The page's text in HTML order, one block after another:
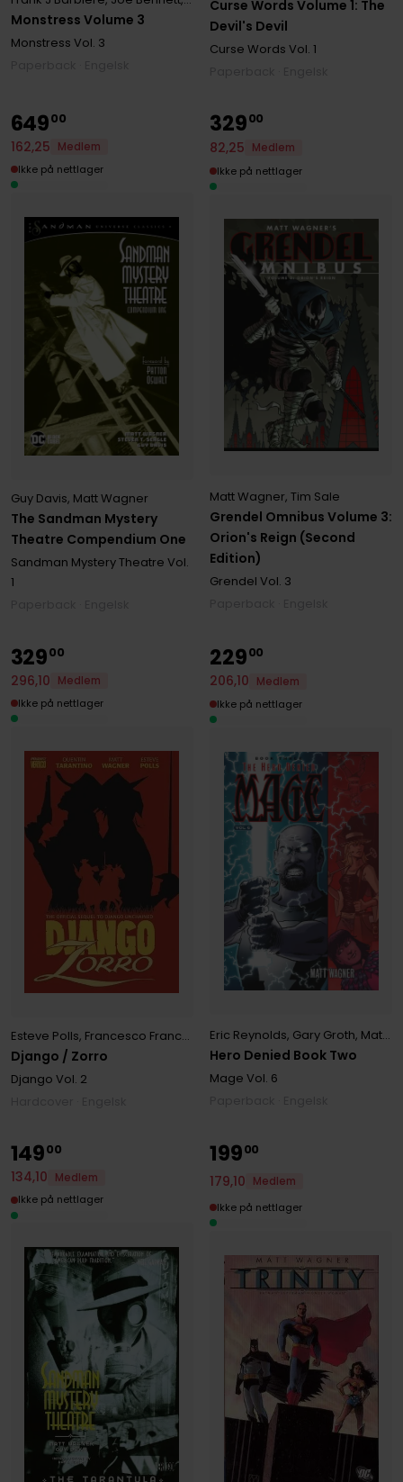
Monstress Volume 3
Monstress Vol. 3
Curse Words Volume 1: The
Devil's Devil
Curse Words Vol. 1
The Sandman Mystery
Theatre Compendium One
Guy Davis, Matt Wagner
Sandman Mystery Theatre Vol.
1
64900
162,25
Medlem
Ikke på nettlager
Grendel Omnibus Volume 3:
Orion's Reign (Second
Edition)
Matt Wagner,Tim Sale
Grendel Vol. 3
32900
82,25
Medlem
Ikke på nettlager
Django / Zorro
Esteve Polls, Francesco Francavilla ,Jae Lee,Matt Wagner,Quentin
Django Vol. 2
32900
296,10
Medlem
Ikke på nettlager
Hero Denied Book Two
Eric Reynolds, Gary Groth, Matt Wagner
Mage Vol. 6
22900
206,10
Medlem
Ikke på nettlager
14900
134,10
Medlem
Ikke på nettlager
19900
179,10
Medlem
Ikke på nettlager